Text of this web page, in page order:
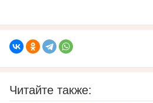
Читайте также: